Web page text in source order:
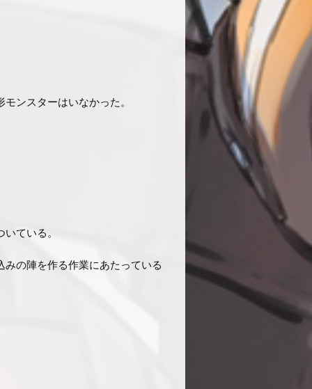
ンスターはいなかった。
ている。
の陣を作る作業にあたっている